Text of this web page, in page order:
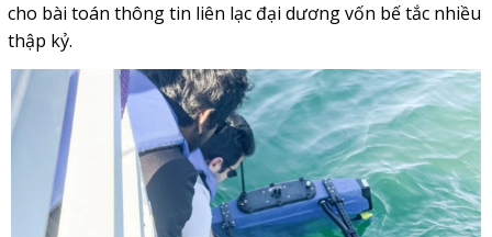
cho bài toán thông tin liên lạc đại dương vốn bế tắc nhiều
thập kỷ.